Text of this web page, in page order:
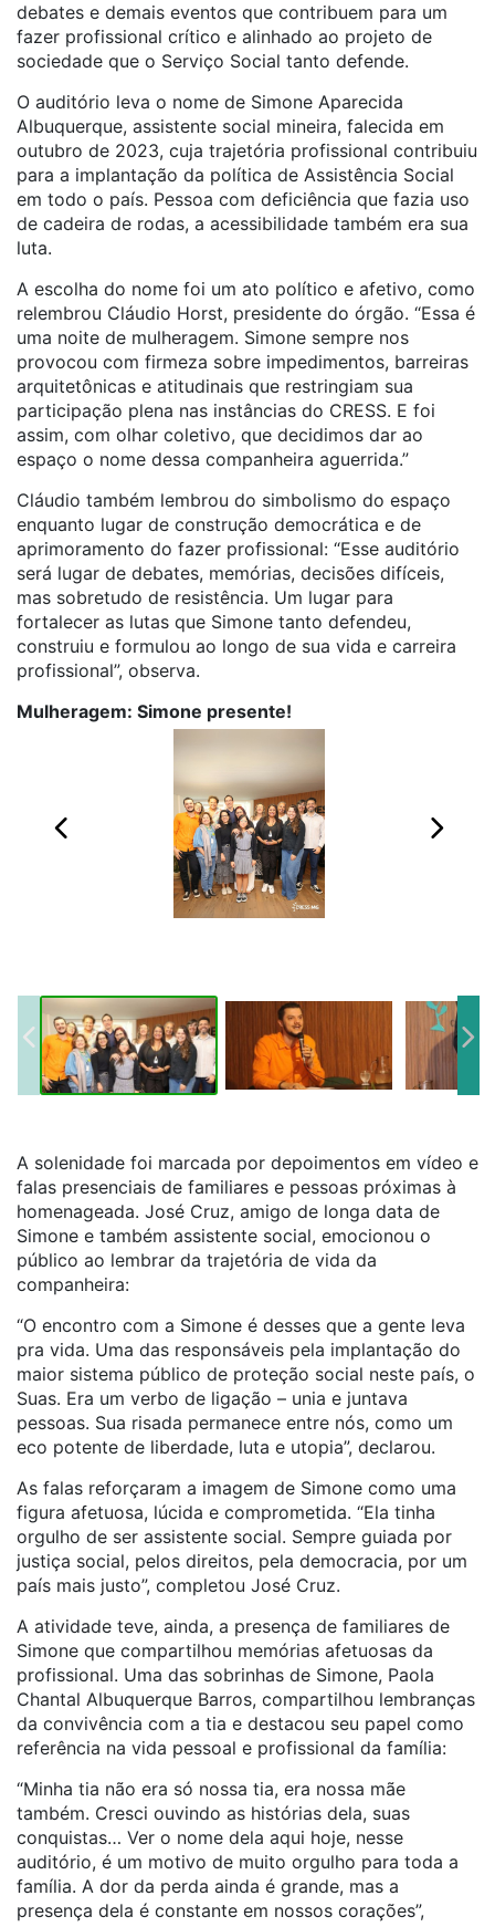
debates e demais eventos que contribuem para um
fazer profissional crítico e alinhado ao projeto de
sociedade que o Serviço Social tanto defende.
O auditório leva o nome de Simone Aparecida
Albuquerque, assistente social mineira, falecida em
outubro de 2023, cuja trajetória profissional contribuiu
para a implantação da política de Assistência Social
em todo o país. Pessoa com deficiência que fazia uso
de cadeira de rodas, a acessibilidade também era sua
luta.
A escolha do nome foi um ato político e afetivo, como
relembrou Cláudio Horst, presidente do órgão. “Essa é
uma noite de mulheragem. Simone sempre nos
provocou com firmeza sobre impedimentos, barreiras
arquitetônicas e atitudinais que restringiam sua
participação plena nas instâncias do CRESS. E foi
assim, com olhar coletivo, que decidimos dar ao
espaço o nome dessa companheira aguerrida.”
Cláudio também lembrou do simbolismo do espaço
enquanto lugar de construção democrática e de
aprimoramento do fazer profissional: “Esse auditório
será lugar de debates, memórias, decisões difíceis,
mas sobretudo de resistência. Um lugar para
fortalecer as lutas que Simone tanto defendeu,
construiu e formulou ao longo de sua vida e carreira
profissional”, observa.
Mulheragem: Simone presente!
A solenidade foi marcada por depoimentos em vídeo e
falas presenciais de familiares e pessoas próximas à
homenageada. José Cruz, amigo de longa data de
Simone e também assistente social, emocionou o
público ao lembrar da trajetória de vida da
companheira:
“O encontro com a Simone é desses que a gente leva
pra vida. Uma das responsáveis pela implantação do
maior sistema público de proteção social neste país, o
Suas. Era um verbo de ligação – unia e juntava
pessoas. Sua risada permanece entre nós, como um
eco potente de liberdade, luta e utopia”, declarou.
As falas reforçaram a imagem de Simone como uma
figura afetuosa, lúcida e comprometida. “Ela tinha
orgulho de ser assistente social. Sempre guiada por
justiça social, pelos direitos, pela democracia, por um
país mais justo”, completou José Cruz.
A atividade teve, ainda, a presença de familiares de
Simone que compartilhou memórias afetuosas da
profissional. Uma das sobrinhas de Simone, Paola
Chantal Albuquerque Barros, compartilhou lembranças
da convivência com a tia e destacou seu papel como
referência na vida pessoal e profissional da família:
“Minha tia não era só nossa tia, era nossa mãe
também. Cresci ouvindo as histórias dela, suas
conquistas… Ver o nome dela aqui hoje, nesse
auditório, é um motivo de muito orgulho para toda a
família. A dor da perda ainda é grande, mas a
presença dela é constante em nossos corações”,